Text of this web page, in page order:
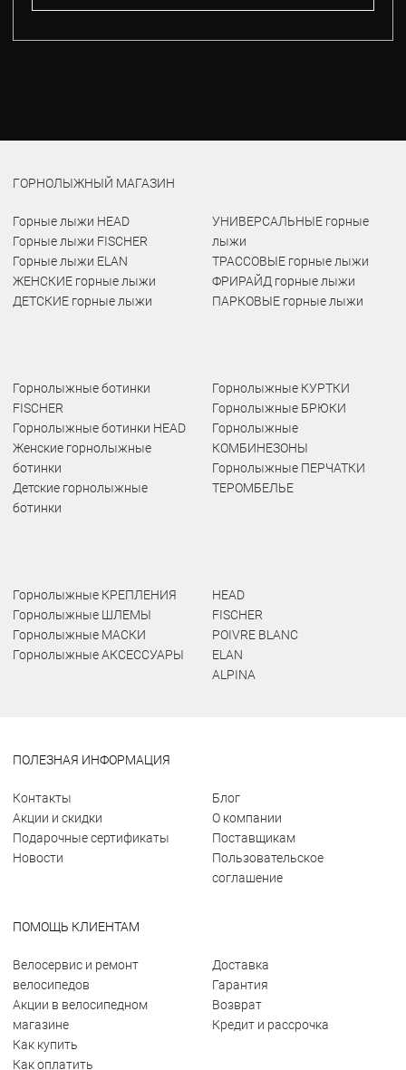
ГОРНОЛЫЖНЫЙ МАГАЗИН
Горные лыжи HEAD
Горные лыжи FISCHER
Горные лыжи ELAN
ЖЕНСКИЕ горные лыжи
ДЕТСКИЕ горные лыжи
УНИВЕРСАЛЬНЫЕ горные
лыжи
ТРАССОВЫЕ горные лыжи
ФРИРАЙД горные лыжи
ПАРКОВЫЕ горные лыжи
Горнолыжные ботинки
FISCHER
Горнолыжные ботинки HEAD
Женские горнолыжные
ботинки
Детские горнолыжные
ботинки
Горнолыжные КУРТКИ
Горнолыжные БРЮКИ
Горнолыжные
КОМБИНЕЗОНЫ
Горнолыжные ПЕРЧАТКИ
ТЕРОМБЕЛЬЕ
Горнолыжные КРЕПЛЕНИЯ
Горнолыжные ШЛЕМЫ
Горнолыжные МАСКИ
Горнолыжные АКСЕССУАРЫ
HEAD
FISCHER
POIVRE BLANC
ELAN
ALPINA
ПОЛЕЗНАЯ ИНФОРМАЦИЯ
Контакты
Акции и скидки
Подарочные сертификаты
Новости
Блог
О компании
Поставщикам
Пользовательское
соглашение
ПОМОЩЬ КЛИЕНТАМ
Велосервис и ремонт
велосипедов
Акции в велосипедном
магазине
Как купить
Как оплатить
Доставка
Гарантия
Возврат
Кредит и рассрочка